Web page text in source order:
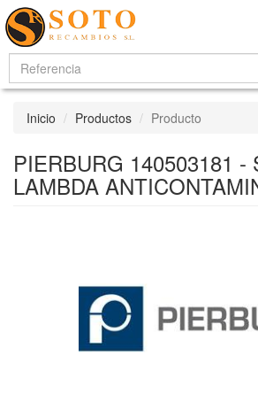
Inicio Productos Producto
PIERBURG 140503181 -
LAMBDA